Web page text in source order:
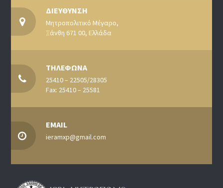
ΔΙΕΥΘΥΝΣΗ
Μητροπολιτικό Μέγαρο,
Ξάνθη 671 00, Ελλάδα
ΤΗΛΕΦΩΝΑ
25410 – 22505/28305
Fax: 25410 – 25581
EMAIL
ieramxp@gmail.com